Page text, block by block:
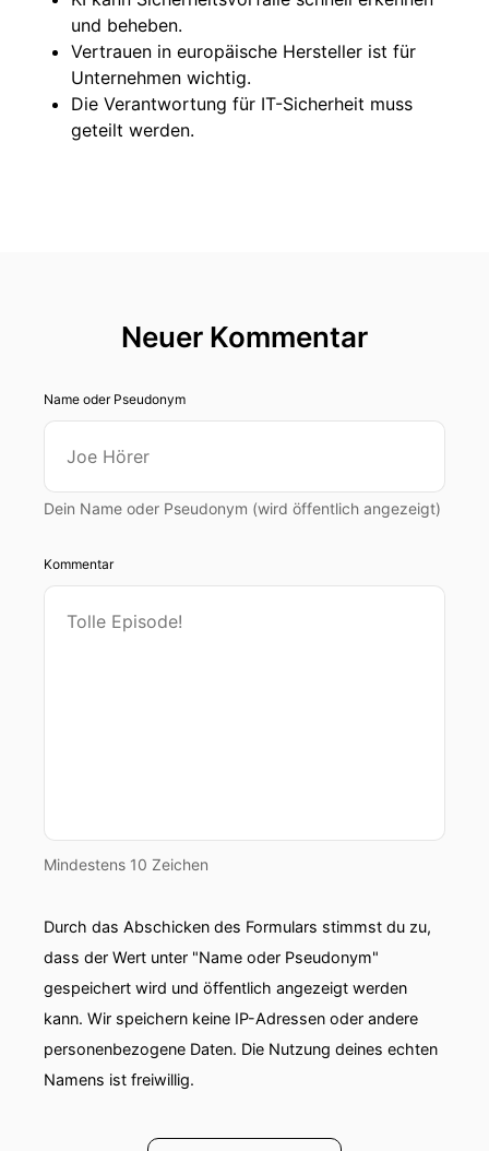
und beheben.
Vertrauen in europäische Hersteller ist für
Unternehmen wichtig.
Die Verantwortung für IT-Sicherheit muss
geteilt werden.
Neuer Kommentar
Name oder Pseudonym
Dein Name oder Pseudonym (wird öffentlich angezeigt)
Kommentar
Mindestens 10 Zeichen
Durch das Abschicken des Formulars stimmst du zu,
dass der Wert unter "Name oder Pseudonym"
gespeichert wird und öffentlich angezeigt werden
kann. Wir speichern keine IP-Adressen oder andere
personenbezogene Daten. Die Nutzung deines echten
Namens ist freiwillig.